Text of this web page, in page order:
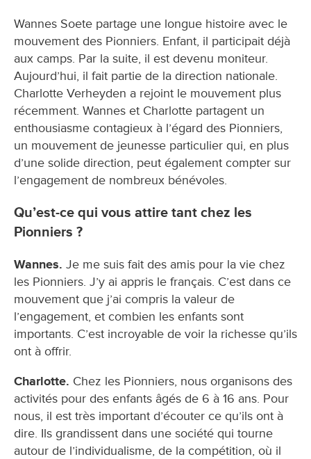
Wannes Soete partage une longue histoire avec le
mouvement des Pionniers. Enfant, il participait déjà
aux camps. Par la suite, il est devenu moniteur.
Aujourd’hui, il fait partie de la direction nationale.
Charlotte Verheyden a rejoint le mouvement plus
récemment. Wannes et Charlotte partagent un
enthousiasme contagieux à l’égard des Pionniers,
un mouvement de jeunesse particulier qui, en plus
d’une solide direction, peut également compter sur
l’engagement de nombreux bénévoles.
Qu’est-ce qui vous attire tant chez les
Pionniers ?
Wannes. Je me suis fait des amis pour la vie chez
les Pionniers. J’y ai appris le français. C’est dans ce
mouvement que j’ai compris la valeur de
l’engagement, et combien les enfants sont
importants. C’est incroyable de voir la richesse qu’ils
ont à offrir.
Charlotte. Chez les Pionniers, nous organisons des
activités pour des enfants âgés de 6 à 16 ans. Pour
nous, il est très important d’écouter ce qu’ils ont à
dire. Ils grandissent dans une société qui tourne
autour de l’individualisme, de la compétition, où il